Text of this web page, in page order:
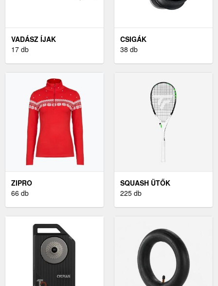
VADÁSZ ÍJAK
17 db
CSIGÁK
38 db
ZIPRO
66 db
SQUASH ÜTŐK
225 db